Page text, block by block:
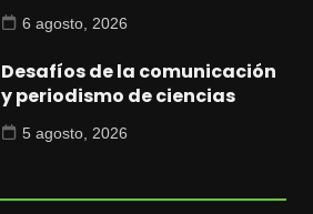
6 agosto, 2026
Desafíos de la comunicación
y periodismo de ciencias
5 agosto, 2026